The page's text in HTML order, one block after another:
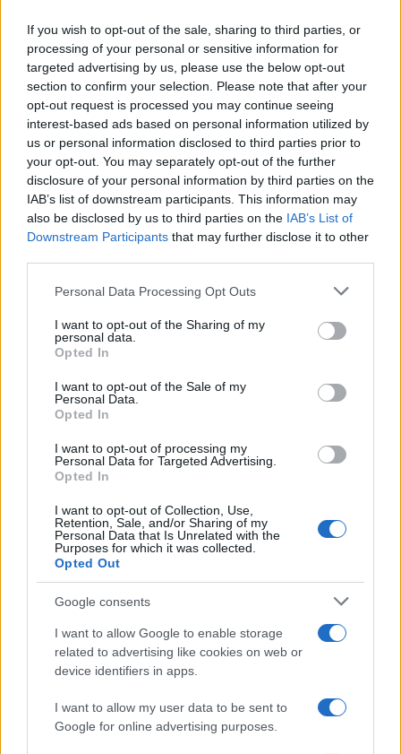
If you wish to opt-out of the sale, sharing to third parties, or
processing of your personal or sensitive information for
targeted advertising by us, please use the below opt-out
section to confirm your selection. Please note that after your
opt-out request is processed you may continue seeing
interest-based ads based on personal information utilized by
us or personal information disclosed to third parties prior to
your opt-out. You may separately opt-out of the further
disclosure of your personal information by third parties on the
IAB’s list of downstream participants. This information may
also be disclosed by us to third parties on the IAB’s List of
Downstream Participants that may further disclose it to other
Please note that this website/app uses one or more Google
not limited to your visit or usage behaviour. You may click to
grant or deny consent to Google and its third-party tags to
use your data for below specified purposes in below Google
consent section.
Personal Data Processing Opt Outs
I want to opt-out of the Sharing of my
personal data.
Opted In
I want to opt-out of the Sale of my
Personal Data.
Opted In
I want to opt-out of processing my
Personal Data for Targeted Advertising.
Opted In
I want to opt-out of Collection, Use,
Retention, Sale, and/or Sharing of my
Personal Data that Is Unrelated with the
Purposes for which it was collected.
Opted Out
Google consents
I want to allow Google to enable storage
related to advertising like cookies on web or
device identifiers in apps.
I want to allow my user data to be sent to
Google for online advertising purposes.
Continuez la lecture
NEWS
La guerre des géants de la tech : Apple contre OpenAI
Juliette Bernard · 7 Août 2026
NEWS